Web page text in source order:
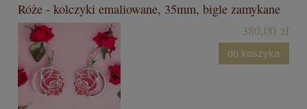
Róże - kolczyki emaliowane, 35mm, bigle zamykane
380,00 zł
do koszyka